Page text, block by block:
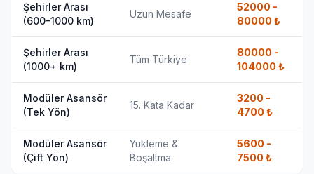
Şehirler Arası
(600-1000 km)
Uzun Mesafe
52000 -
80000 ₺
Şehirler Arası
(1000+ km)
Tüm Türkiye
80000 -
104000 ₺
Modüler Asansör
(Tek Yön)
15. Kata Kadar
3200 -
4700 ₺
Modüler Asansör
(Çift Yön)
Yükleme &
Boşaltma
5600 -
7500 ₺